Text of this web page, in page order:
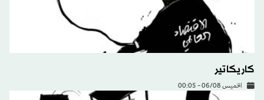
كاريكاتير
الخميس 06/08 - 00:05